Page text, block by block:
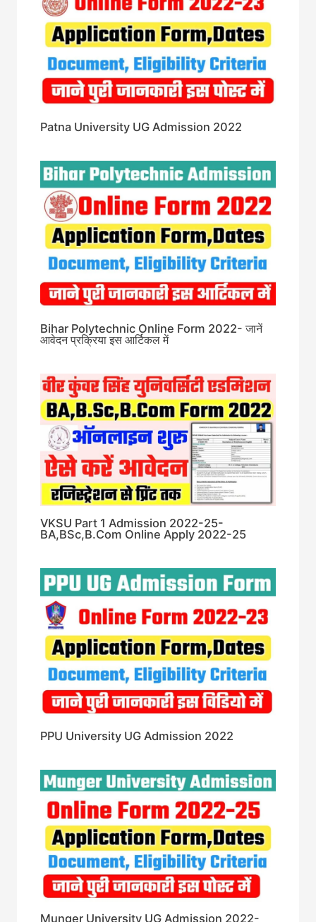
Patna University UG Admission 2022
Bihar Polytechnic Online Form 2022- जानें
आवेदन प्रक्रिया इस आर्टिकल में
VKSU Part 1 Admission 2022-25-
BA,BSc,B.Com Online Apply 2022-25
PPU University UG Admission 2022
Munger University UG Admission 2022-